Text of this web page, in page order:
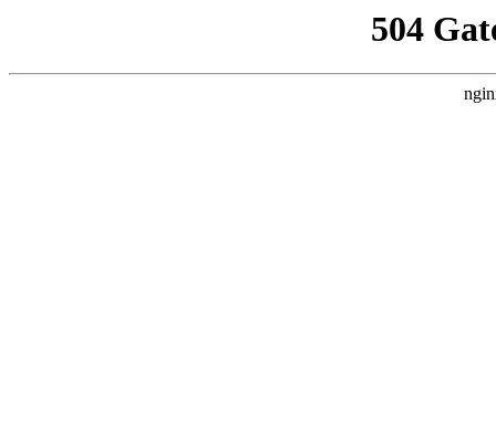
504